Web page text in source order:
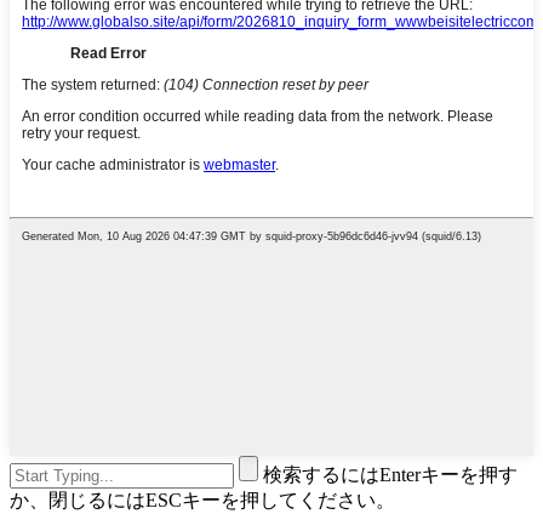
検索するにはEnterキーを押す
か、閉じるにはESCキーを押してください。